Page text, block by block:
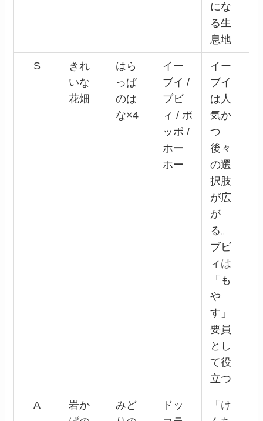
にな
る生
息地
S
きれ
いな
花畑
はら
っぱ
のは
な×4
イー
ブイ /
ブビ
ィ / ポ
ッポ /
ホー
ホー
イー
ブイ
は人
気か
つ
後々
の選
択肢
が広
が
る。
ブビ
ィは
「も
や
す」
要員
とし
て役
立つ
A
岩か
みど
ドッ
「け